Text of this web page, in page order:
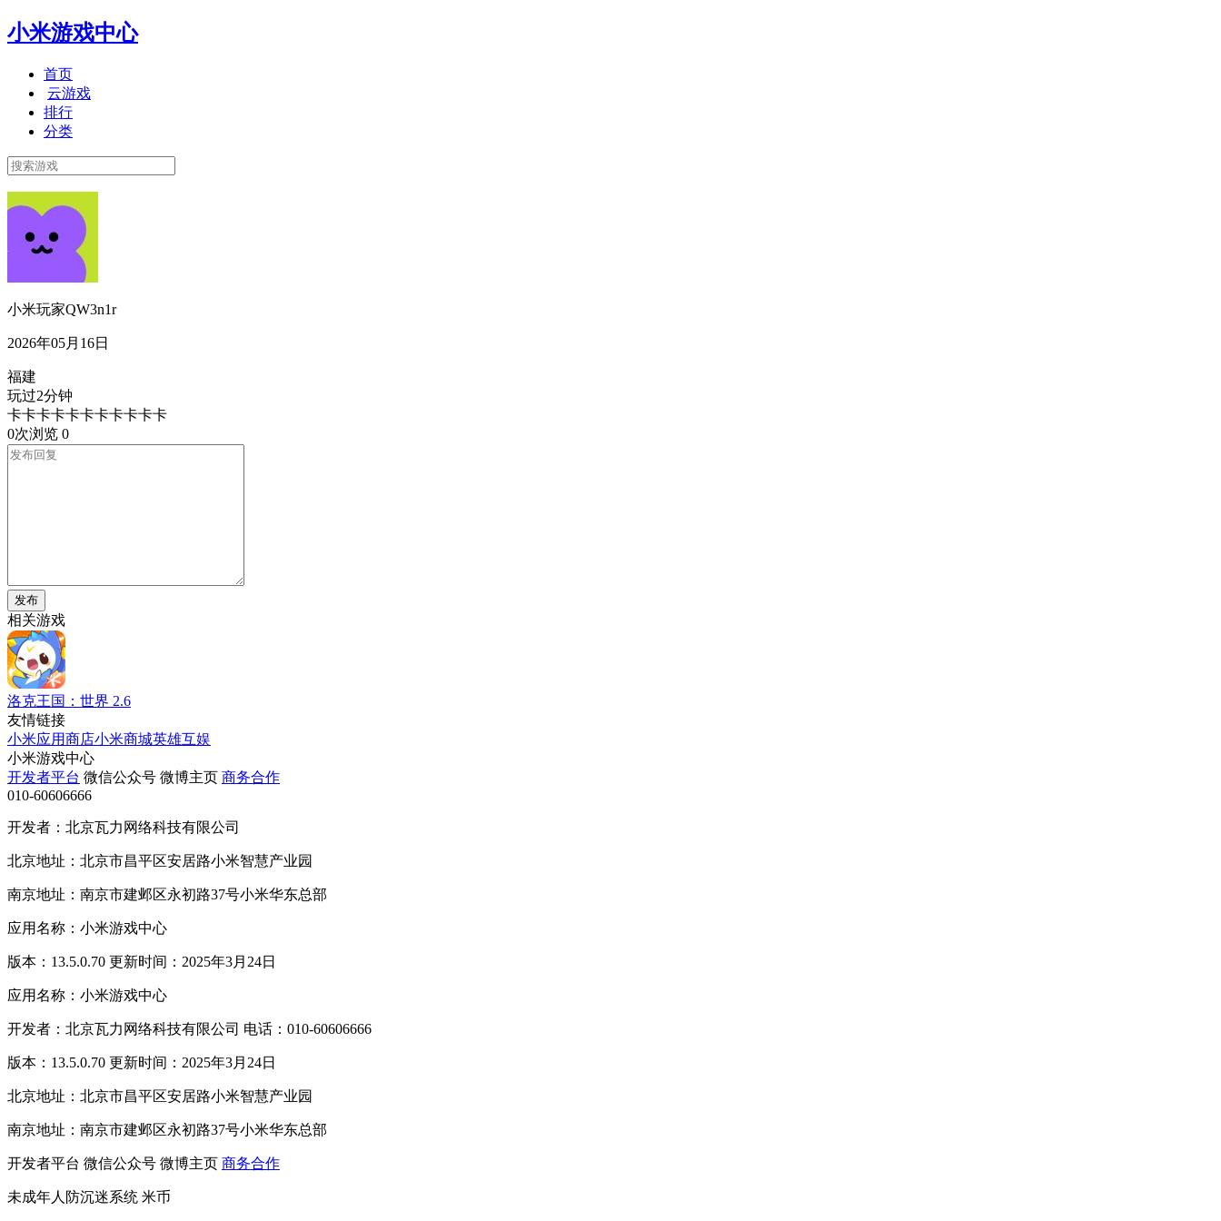
小米游戏中心
首页
云游戏
排行
分类
小米玩家QW3n1r
2026年05月16日
福建
玩过2分钟
卡卡卡卡卡卡卡卡卡卡卡
0次浏览 0
发布
相关游戏
洛克王国：世界 2.6
友情链接
小米应用商店小米商城英雄互娱
小米游戏中心
开发者平台 微信公众号 微博主页 商务合作
010-60606666
开发者：北京瓦力网络科技有限公司
北京地址：北京市昌平区安居路小米智慧产业园
南京地址：南京市建邺区永初路37号小米华东总部
应用名称：小米游戏中心
版本：13.5.0.70 更新时间：2025年3月24日
应用名称：小米游戏中心
开发者：北京瓦力网络科技有限公司 电话：010-60606666
版本：13.5.0.70 更新时间：2025年3月24日
北京地址：北京市昌平区安居路小米智慧产业园
南京地址：南京市建邺区永初路37号小米华东总部
开发者平台 微信公众号 微博主页 商务合作
未成年人防沉迷系统 米币